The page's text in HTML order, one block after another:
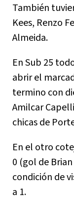
También
Kees, Renzo
Almeida.
En Sub 25
abrir el
termino con
Amilcar
chicas de
En el otro
0 (gol de
condición de
a 1.